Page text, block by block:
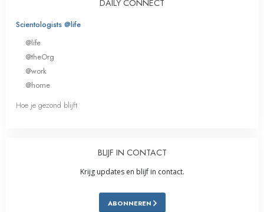
DAILY CONNECT
Scientologists @life
@life
@theOrg
@work
@home
Hoe je gezond blijft
BLIJF IN CONTACT
Krijg updates en blijf in contact.
ABONNEREN